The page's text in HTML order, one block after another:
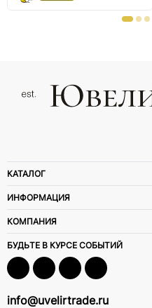
КАТАЛОГ
ИНФОРМАЦИЯ
КОМПАНИЯ
БУДЬТЕ В КУРСЕ СОБЫТИЙ
info@uvelirtrade.ru